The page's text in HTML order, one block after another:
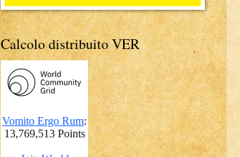
Calcolo distribuito VER